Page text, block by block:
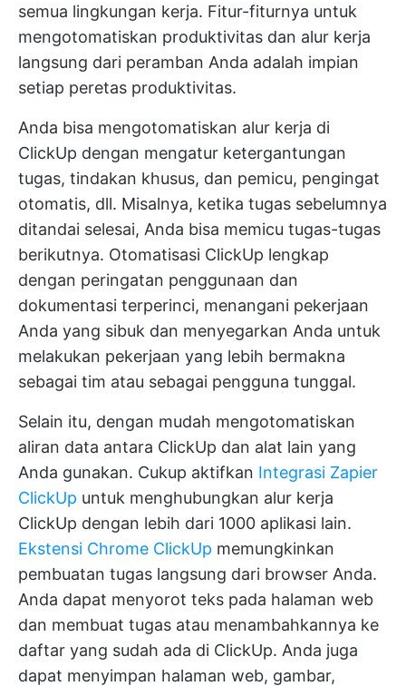
semua lingkungan kerja. Fitur-fiturnya untuk
mengotomatiskan produktivitas dan alur kerja
langsung dari peramban Anda adalah impian
setiap peretas produktivitas.
Anda bisa mengotomatiskan alur kerja di
ClickUp dengan mengatur ketergantungan
tugas, tindakan khusus, dan pemicu, pengingat
otomatis, dll. Misalnya, ketika tugas sebelumnya
ditandai selesai, Anda bisa memicu tugas-tugas
berikutnya. Otomatisasi ClickUp lengkap
dengan peringatan penggunaan dan
dokumentasi terperinci, menangani pekerjaan
Anda yang sibuk dan menyegarkan Anda untuk
melakukan pekerjaan yang lebih bermakna
sebagai tim atau sebagai pengguna tunggal.
Selain itu, dengan mudah mengotomatiskan
aliran data antara ClickUp dan alat lain yang
Anda gunakan. Cukup aktifkan Integrasi Zapier
ClickUp untuk menghubungkan alur kerja
ClickUp dengan lebih dari 1000 aplikasi lain.
Ekstensi Chrome ClickUp memungkinkan
pembuatan tugas langsung dari browser Anda.
Anda dapat menyorot teks pada halaman web
dan membuat tugas atau menambahkannya ke
daftar yang sudah ada di ClickUp. Anda juga
dapat menyimpan halaman web, gambar,